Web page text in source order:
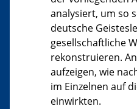
analysiert, um so
deutsche
gesellschaftliche
rekonstruieren.
aufzeigen, wie
im Einzelnen auf
einwirkten.